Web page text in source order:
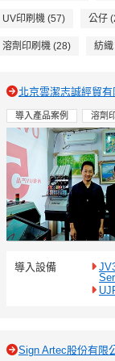
UV印刷機 (57) 公仔
溶劑印刷機 (28) 紡
北京雲潔志誠經貿有
導入產品案例 溶劑
導入設備
Sign Artec股份有限